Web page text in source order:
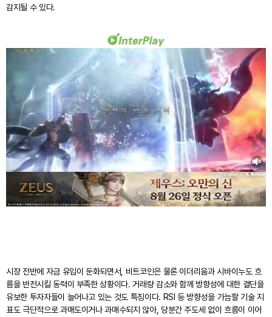
감지될 수 있다.
시장 전반에 자금 유입이 둔화되면서, 비트코인은 물론 이더리움과 시바이누도 흐
름을 반전시킬 동력이 부족한 상황이다. 거래량 감소와 함께 방향성에 대한 결단을
유보한 투자자들이 늘어나고 있는 것도 특징이다. RSI 등 방향성을 가늠할 기술 지
표도 극단적으로 과매도이거나 과매수되지 않아, 당분간 주도세 없이 흐름이 이어